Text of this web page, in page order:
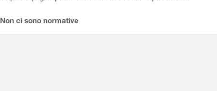
Non ci sono normative